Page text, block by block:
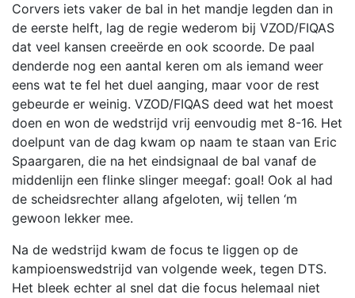
Corvers iets vaker de bal in het mandje legden dan in
de eerste helft, lag de regie wederom bij VZOD/FIQAS
dat veel kansen creeërde en ook scoorde. De paal
denderde nog een aantal keren om als iemand weer
eens wat te fel het duel aanging, maar voor de rest
gebeurde er weinig. VZOD/FIQAS deed wat het moest
doen en won de wedstrijd vrij eenvoudig met 8-16. Het
doelpunt van de dag kwam op naam te staan van Eric
Spaargaren, die na het eindsignaal de bal vanaf de
middenlijn een flinke slinger meegaf: goal! Ook al had
de scheidsrechter allang afgeloten, wij tellen ‘m
gewoon lekker mee.
Na de wedstrijd kwam de focus te liggen op de
kampioenswedstrijd van volgende week, tegen DTS.
Het bleek echter al snel dat die focus helemaal niet